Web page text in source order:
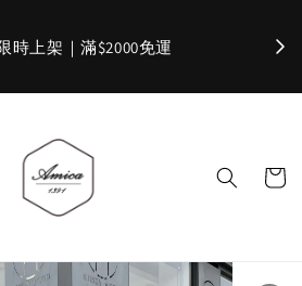
網會員，立即折 $100 ✨